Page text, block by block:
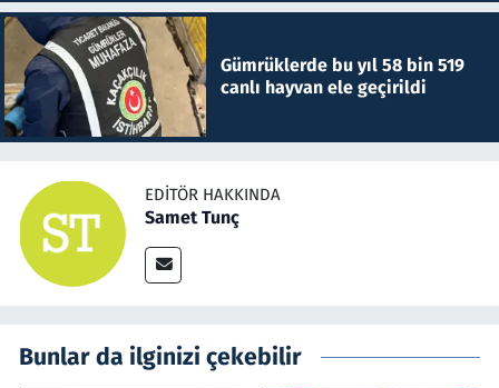
Gümrüklerde bu yıl 58 bin 519
canlı hayvan ele geçirildi
EDITÖR HAKKINDA
Samet Tunç
Bunlar da ilginizi çekebilir